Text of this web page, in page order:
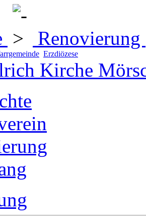
Renovierung
Erzdiözese
Kirche